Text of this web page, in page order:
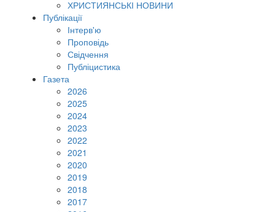
ХРИСТИЯНСЬКІ НОВИНИ
Публікації
Інтерв'ю
Проповідь
Свідчення
Публіцистика
Газета
2026
2025
2024
2023
2022
2021
2020
2019
2018
2017